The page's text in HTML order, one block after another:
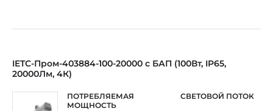
IETC-Пром-403884-100-20000 с БАП (100Вт, IP65,
20000Лм, 4К)